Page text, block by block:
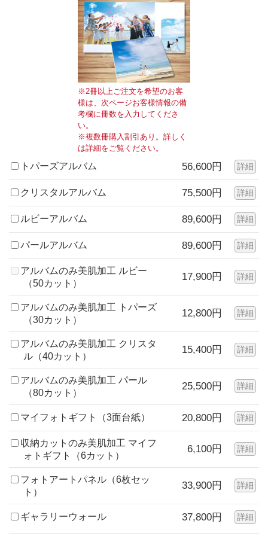
※2冊以上ご注文を希望のお客
様は、次ページお客様情報の備
考欄に冊数を入力してくださ
い。
※複数冊購入割引あり。詳しく
は詳細をご覧ください。
トパーズアルバム 56,600円 詳細
クリスタルアルバム 75,500円 詳細
ルビーアルバム 89,600円 詳細
パールアルバム 89,600円 詳細
アルバムのみ美肌加工 ルビー
（50カット）
17,900円 詳細
アルバムのみ美肌加工 トパーズ
（30カット）
12,800円 詳細
アルバムのみ美肌加工 クリスタ
ル（40カット）
15,400円 詳細
アルバムのみ美肌加工 パール
（80カット）
25,500円 詳細
マイフォトギフト（3面台紙） 20,800円 詳細
収納カットのみ美肌加工 マイフ
ォトギフト（6カット）
6,100円 詳細
フォトアートパネル（6枚セッ
ト）
33,900円 詳細
ギャラリーウォール 37,800円 詳細